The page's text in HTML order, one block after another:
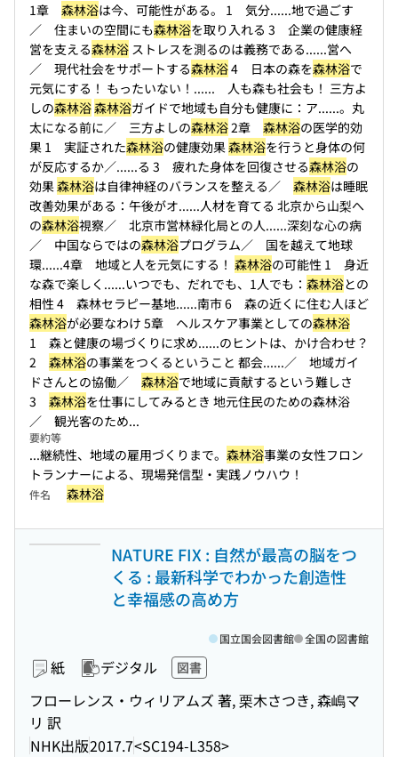
1章 森林浴は今、可能性がある。 1 気分......地で過ごす
／ 住まいの空間にも森林浴を取り入れる 3 企業の健康経
営を支える森林浴 ストレスを測るのは義務である......営へ
／ 現代社会をサポートする森林浴4 日本の森を森林浴で
元気にする！ もったいない！...... 人も森も社会も！ 三方よ
しの森林浴森林浴ガイドで地域も自分も健康に：ア......。丸
太になる前に／ 三方よしの森林浴2章 森林浴の医学的効
果 1 実証された森林浴の健康効果森林浴を行うと身体の何
が反応するか／......る 3 疲れた身体を回復させる森林浴の
効果森林浴は自律神経のバランスを整える／ 森林浴は睡眠
改善効果がある：午後がオ......人材を育てる 北京から山梨へ
の森林浴視察／ 北京市営林緑化局との人......深刻な心の病
／ 中国ならではの森林浴プログラム／ 国を越えて地球
環......4章 地域と人を元気にする！ 森林浴の可能性 1 身近
な森で楽しく......いつでも、だれでも、1人でも： 森林浴との
相性 4 森林セラピー基地......南市 6 森の近くに住む人ほど
森林浴が必要なわけ 5章 ヘルスケア事業としての森林浴
1 森と健康の場づくりに求め......のヒントは、かけ合わせ？
2 森林浴の事業をつくるということ 都会......／ 地域ガイ
ドさんとの協働／ 森林浴で地域に貢献するという難しさ
3 森林浴を仕事にしてみるとき 地元住民のための森林浴
／ 観光客のため...
要約等
...継続性、地域の雇用づくりまで。 森林浴事業の女性フロン
トランナーによる、現場発信型・実践ノウハウ！
件名 森林浴
NATURE FIX : 自然が最高の脳をつ
くる : 最新科学でわかった創造性
と幸福感の高め方
紙 デジタル 図書
フローレンス・ウィリアムズ 著, 栗木さつき, 森嶋マ
リ 訳
NHK出版2017.7<SC194-L358>
国立国会図書館 全国の図書館